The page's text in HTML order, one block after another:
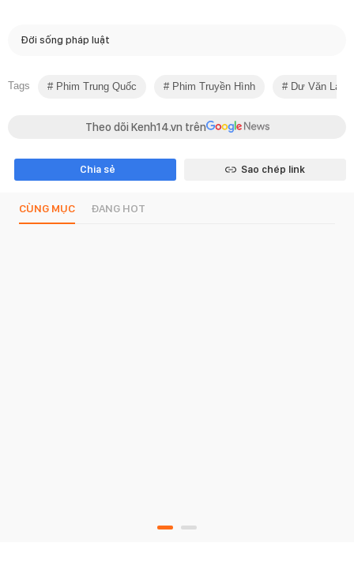
Đời sống pháp luật
Tags Phim Trung Quốc Phim Truyền Hình Dư Văn Lạc
Theo dõi Kenh14.vn trên
Chia sẻ Sao chép link
CÙNG MỤC ĐANG HOT